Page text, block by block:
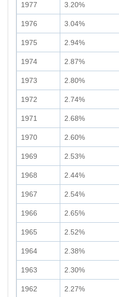
1977 3.20%
1976 3.04%
1975 2.94%
1974 2.87%
1973 2.80%
1972 2.74%
1971 2.68%
1970 2.60%
1969 2.53%
1968 2.44%
1967 2.54%
1966 2.65%
1965 2.52%
1964 2.38%
1963 2.30%
1962 2.27%